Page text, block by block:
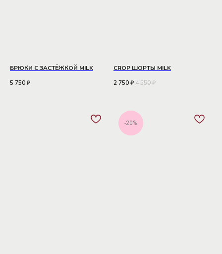
БРЮКИ С ЗАСТЁЖКОЙ MILK
5 750₽
CROP ШОРТЫ MILK
2 750₽4 550₽
-20%